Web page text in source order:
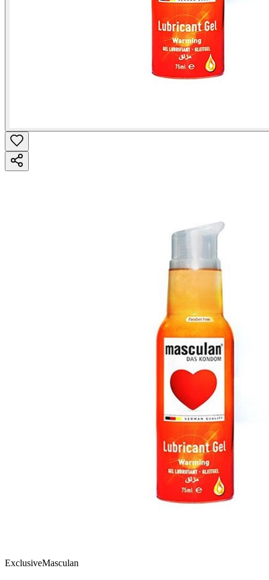
ExclusiveMasculan